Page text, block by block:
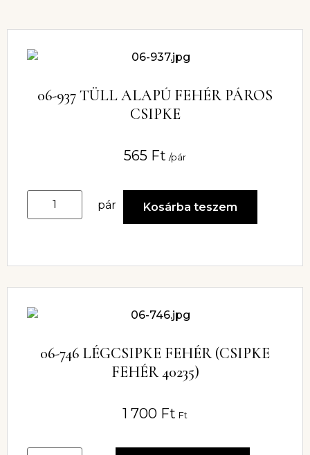
06-937 TÜLL ALAPÚ FEHÉR PÁROS
CSIPKE
565 Ft /pár
pár Kosárba teszem
06-746 LÉGCSIPKE FEHÉR (CSIPKE
FEHÉR 40235)
1 700 Ft Ft